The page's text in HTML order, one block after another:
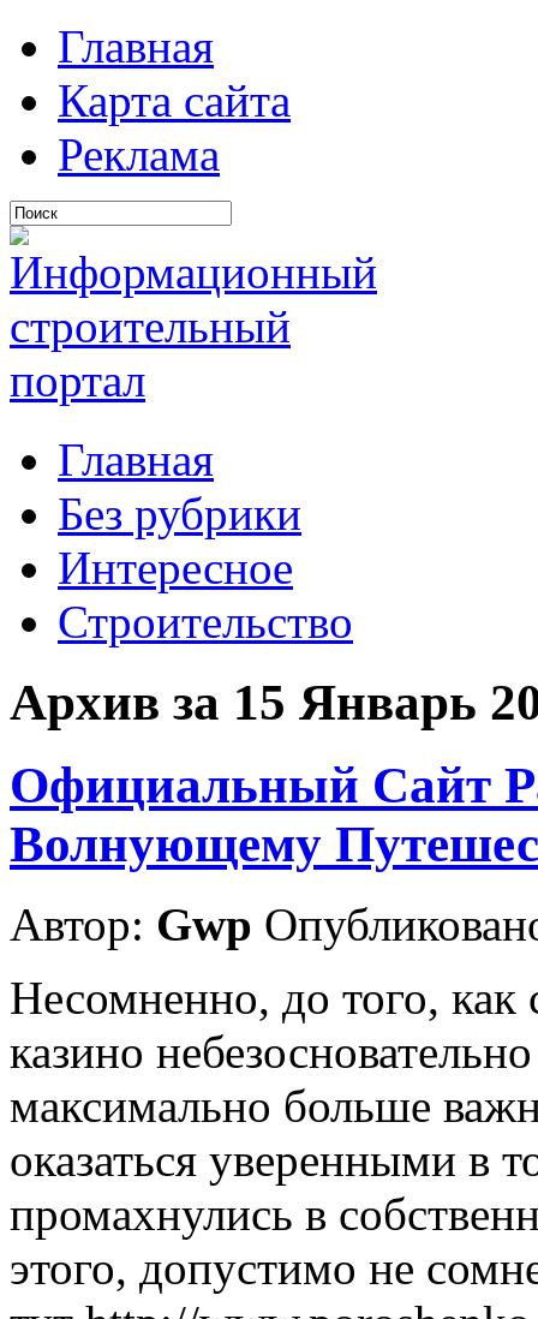
Главная
Карта сайта
Реклама
Главная
Без рубрики
Интересное
Строительство
Архив за 15 Январь
Официальный Сайт
Волнующему
Автор: Gwp
Несомненно, до того, как
казино
максимально больше
оказаться уверенными в
промахнулись в
этого, допустимо не